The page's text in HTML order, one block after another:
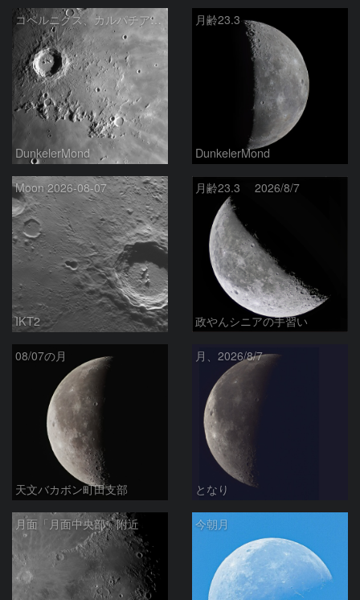
コペルニクス、カルパチア山脈付近
DunkelerMond
月齢23.3
DunkelerMond
Moon 2026-08-07
IKT2
月齢23.3 2026/8/7
政やんシニアの手習い
08/07の月
天文バカボン町田支部
月、2026/8/7
となり
月面「月面中央部」附近 今朝月